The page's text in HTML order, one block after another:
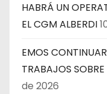
HABRÁ UN
EL CGM ALBERDI
EMOS
TRABAJOS
de 2026